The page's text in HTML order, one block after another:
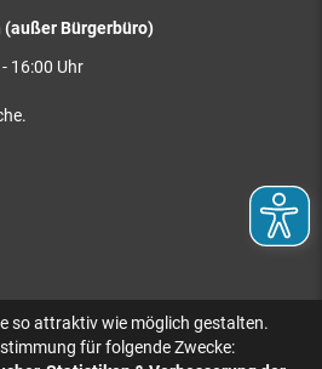
Bürgerbüro)
16:00 Uhr
so attraktiv wie möglich gestalten.
für folgende Zwecke: